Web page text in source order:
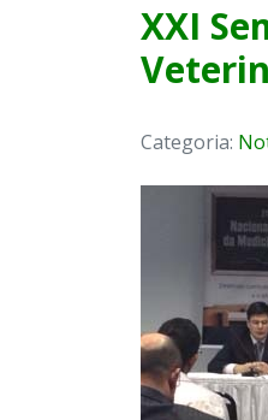
XXI
Categoria: